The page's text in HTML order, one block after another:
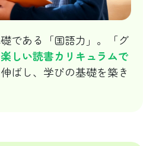
である「国語力」。「グ
楽しい読書カリキュラムで
ばし、学びの基礎を築き